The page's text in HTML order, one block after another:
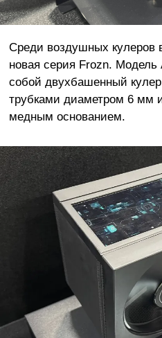
Среди воздушных кулеров
новая серия Frozn. Модель
собой двухбашенный
трубками диаметром 6 мм
медным основанием.